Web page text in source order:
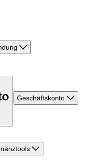
Geschäftskonto